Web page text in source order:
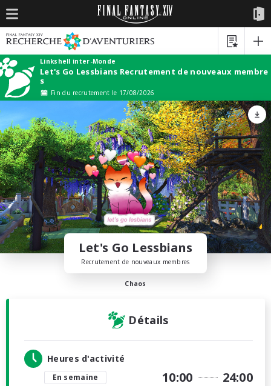
Linkshell inter-Monde
Let's Go Lessbians Recrutement de nouveaux membre
s
Fin du recrutement le 17/08/2026
Let's Go Lessbians
Recrutement de nouveaux membres
Chaos
Détails
Heures d'activité
En semaine 10:00 24:00